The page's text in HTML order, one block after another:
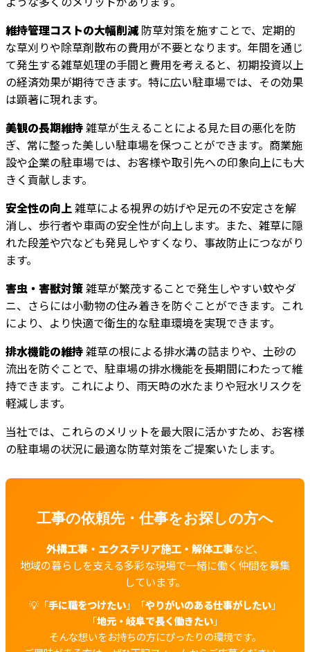
維持管理コストの大幅削減防草対策を施すことで、定期的
な草刈りや除草剤散布の費用が不要となります。年間を通じ
て発生する雑草処理の手間と費用を考えると、初期投資以上
の経済効果が期待できます。特に広い駐車場では、その効果
は顕著に現れます。
美観の長期維持雑草が生えることによる見た目の悪化を防
ぎ、常に整った美しい駐車場を保つことができます。商業施
設や企業の駐車場では、お客様や取引先への印象向上にも大
きく貢献します。
安全性の向上雑草による視界の妨げや足元の不安定さを解
消し、歩行者や車両の安全性が向上します。また、雑草に隠
れた段差や穴なども発見しやすくなり、事故防止につながり
ます。
害虫・害獣対策雑草が繁茂することで発生しやすい蚊やダ
ニ、さらには小動物の住み着きを防ぐことができます。これ
により、より快適で衛生的な駐車環境を実現できます。
排水機能の維持雑草の根による排水溝の詰まりや、土砂の
流出を防ぐことで、駐車場の排水機能を長期間にわたって維
持できます。これにより、雨天時の水たまりや冠水リスクを
軽減します。
当社では、これらのメリットを最大限に活かすため、お客様
の駐車場の状況に最適な防草対策をご提案いたします。
工事の依頼先・仕事をお探しの方へ
外構工事・エクステリア施工・解体工事など、
地域の暮らしを支える多彩な現場で一緒に働く仲間を募集
しています。
💡「手に職をつけたい」「やりがいのある仕事がしたい」
「地元・岐阜で長く働きたい」
そんな想いをお持ちの方にぴったりの環境です。